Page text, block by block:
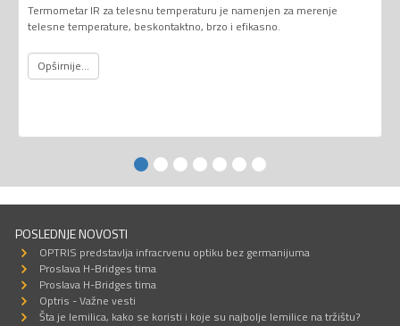
Termometar IR za telesnu temperaturu je namenjen za merenje
telesne temperature, beskontaktno, brzo i efikasno.
Opširnije...
POSLEDNJE NOVOSTI
OPTRIS predstavlja infracrvenu optiku bez germanijuma
Proslava H-Bridges tima
Proslava H-Bridges tima
Optris - Važne vesti
Šta je lemilica, kako se koristi i koje su najbolje lemilice na tržištu?